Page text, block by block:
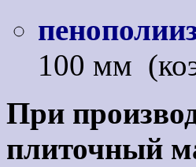
100 мм
При
плиточный